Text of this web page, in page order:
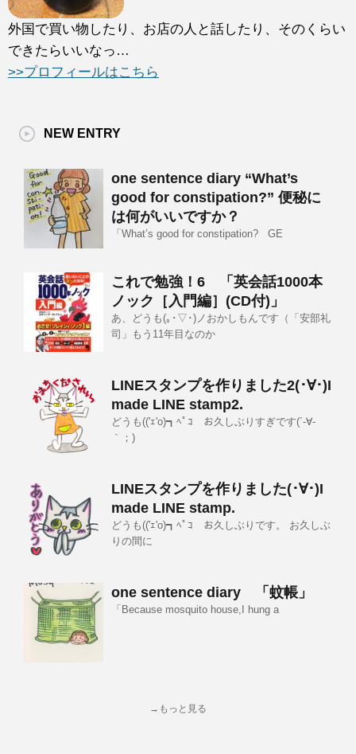
外国で買い物したり、お店の人と話したり、そのくらい
できたらいいなっ…
>>プロフィールはこちら
NEW ENTRY
one sentence diary “What’s
good for constipation?” 便秘に
は何がいいですか？
「What’s good for constipation? GE
これで勉強！6 「英会話1000本
ノック［入門編］(CD付)」
あ、どうも(｡･▽･)ノおかしもんです（「安部礼
司」もう11年目なのか
LINEスタンプを作りました2(･∀･)I
made LINE stamp2.
どうも(('ｪ'o)┓ﾍﾟｺ お久しぶりすぎです(´-∀-
｀；)
LINEスタンプを作りました(･∀･)I
made LINE stamp.
どうも(('ｪ'o)┓ﾍﾟｺ お久しぶりです。 お久しぶ
りの間に
one sentence diary 「蚊帳」
「Because mosquito house,I hung a
→もっと見る